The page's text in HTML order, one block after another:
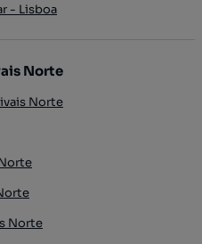
- Lisboa
Norte
Norte
Norte